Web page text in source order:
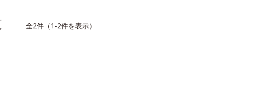
全2件（1-2件を表示）